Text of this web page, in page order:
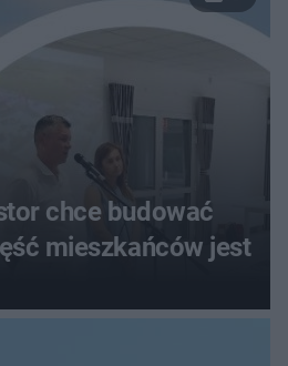
chce budować
mieszkańców jest